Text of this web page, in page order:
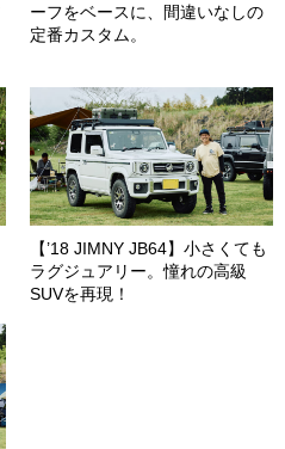
ーフをベースに、間違いなしの
定番カスタム。
【’18 JIMNY JB64】小さくても
ラグジュアリー。憧れの高級
SUVを再現！